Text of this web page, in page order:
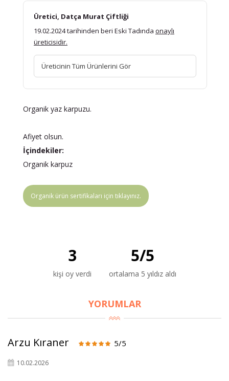
Üretici, Datça Murat Çiftliği
19.02.2024 tarihinden beri Eski Tadında onaylı
üreticisidir.
Üreticinin Tüm Ürünlerini Gör
Organik yaz karpuzu.
Afiyet olsun.
İçindekiler:
Organik karpuz
Organik ürün sertifikaları için tıklayınız.
3
kişi oy verdi
5/5
ortalama 5 yıldız aldı
YORUMLAR
Arzu Kıraner 5/5
10.02.2026